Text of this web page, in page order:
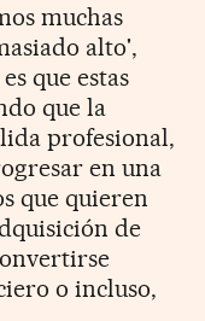
muchas
alto',
que estas
que la
profesional,
en una
que quieren
de
o incluso,